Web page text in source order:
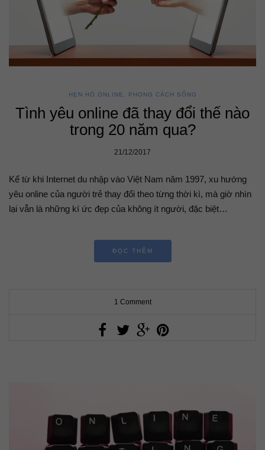
HẸN HÒ ONLINE , PHONG CÁCH SỐNG
Tình yêu online đã thay đổi thế nào
trong 20 năm qua?
21/12/2017
Kể từ khi Internet du nhập vào Việt Nam năm 1997, xu hướng
yêu online của người trẻ thay đổi theo từng thời kì, mà giờ nhìn
lại vẫn là những kí ức đẹp của không ít người, đặc biệt…
ĐỌC THÊM
1 Comment